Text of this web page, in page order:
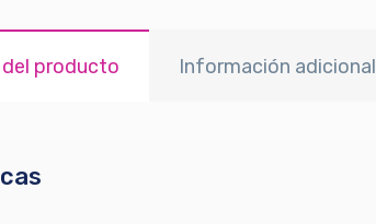
producto Información adicional